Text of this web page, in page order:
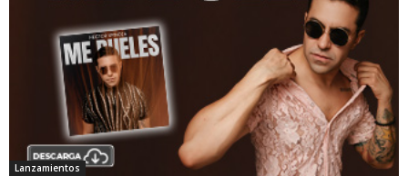
Lanzamientos